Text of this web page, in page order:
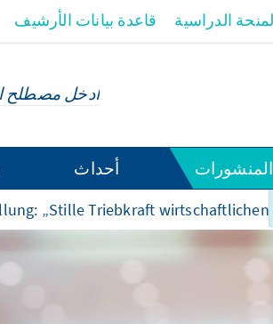
الدراسية قاعدة بيانات الأرشيف
المنشورات أحداث
„Stille Triebkraft wirtschaftlichen